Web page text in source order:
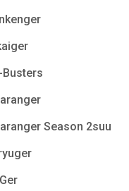
Busters
Season 2suu